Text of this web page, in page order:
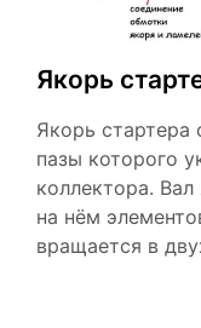
Якорь
Якорь стартера
пазы которого
коллектора.
на нём
вращается в